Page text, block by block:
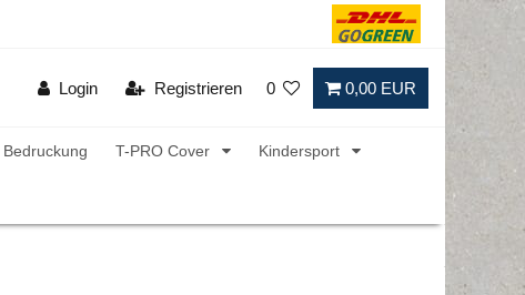
Login Registrieren 0 0,00 EUR
Bedruckung T-PRO Cover Kindersport